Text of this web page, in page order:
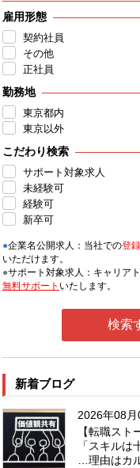
雇用形態
契約社員
その他
正社員
勤務地
東京都内
東京以外
こだわり検索
サポート対象求人
未経験可
経験可
新卒可
●企業名公開求人：当社での登
いただけます。
●サポート対象求人：キャリア
無料サポート いたします。
新着ブログ
2026年08月
【転職スト
「スキルは
…理由はカ